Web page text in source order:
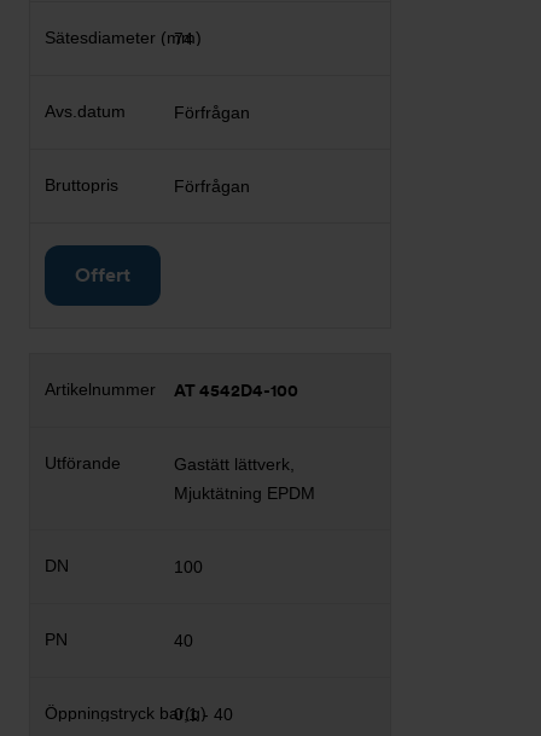
74
Förfrågan
Förfrågan
Offert
AT 4542D4-100
Gastätt lättverk,
Mjuktätning EPDM
100
40
0,1 - 40